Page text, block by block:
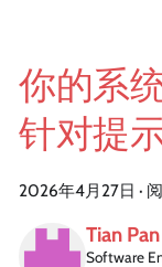
你的系
针对提
2026年4月27日 ·
Tian Pan
Software